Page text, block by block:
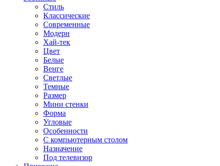
Стиль
Классические
Современные
Модерн
Хай-тек
Цвет
Белые
Венге
Светлые
Темные
Размер
Мини стенки
Форма
Угловые
Особенности
С компьютерным столом
Назначение
Под телевизор